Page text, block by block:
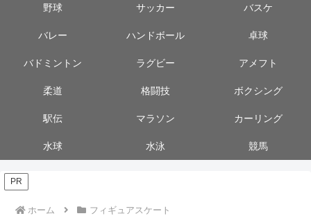
野球 サッカー バスケ
バレー ハンドボール 卓球
バドミントン ラグビー アメフト
柔道 格闘技 ボクシング
駅伝 マラソン カーリング
水球 水泳 競馬
PR
ホーム フィギュアスケート